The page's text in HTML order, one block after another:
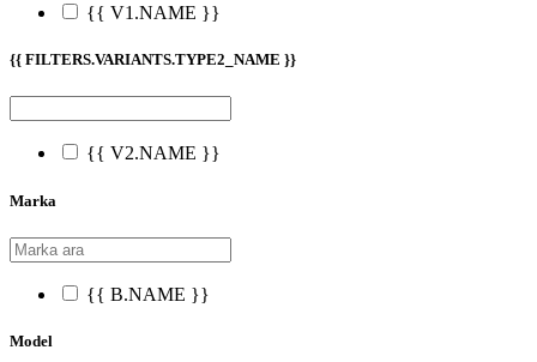
{{ V1.NAME }}
{{ FILTERS.VARIANTS.TYPE2_NAME }}
{{ V2.NAME }}
Marka
{{ B.NAME }}
Model